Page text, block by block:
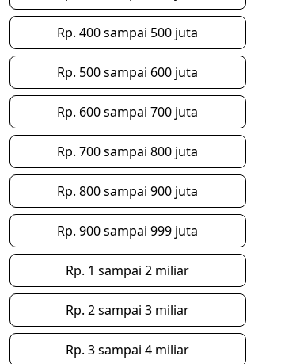
Rp. 400 sampai 500 juta
Rp. 500 sampai 600 juta
Rp. 600 sampai 700 juta
Rp. 700 sampai 800 juta
Rp. 800 sampai 900 juta
Rp. 900 sampai 999 juta
Rp. 1 sampai 2 miliar
Rp. 2 sampai 3 miliar
Rp. 3 sampai 4 miliar